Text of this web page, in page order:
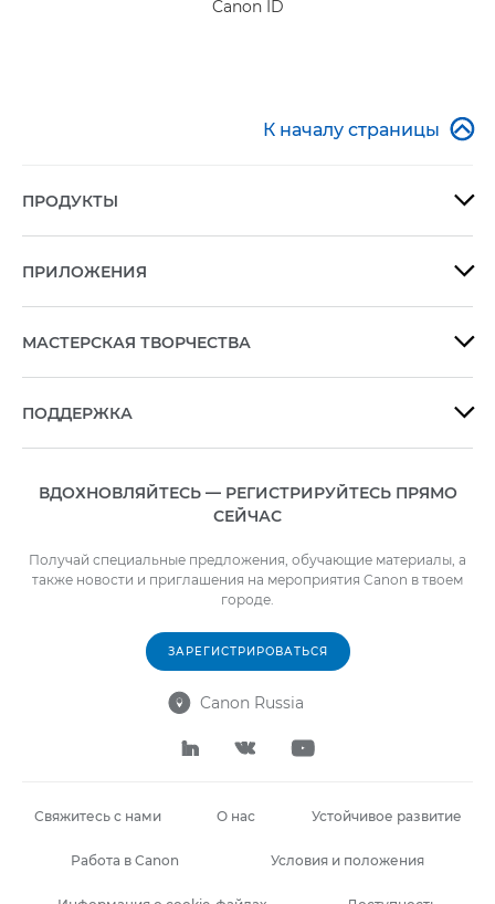
Canon ID
К началу страницы 
ПРОДУКТЫ 
ПРИЛОЖЕНИЯ 
МАСТЕРСКАЯ ТВОРЧЕСТВА 
ПОДДЕРЖКА 
ВДОХНОВЛЯЙТЕСЬ — РЕГИСТРИРУЙТЕСЬ ПРЯМО
СЕЙЧАС
Получай специальные предложения, обучающие материалы, а
также новости и приглашения на мероприятия Canon в твоем
городе.
ЗАРЕГИСТРИРОВАТЬСЯ
 Canon Russia
  
Свяжитесь с нами О нас Устойчивое развитие
Работа в Canon Условия и положения